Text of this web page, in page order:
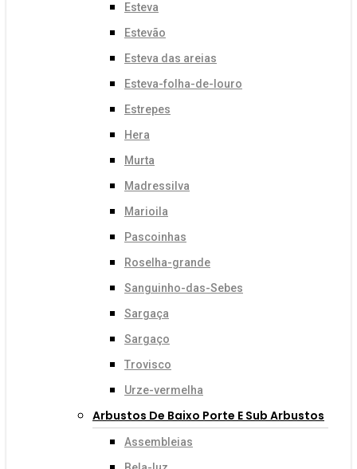
Esteva
Estevão
Esteva das areias
Esteva-folha-de-louro
Estrepes
Hera
Murta
Madressilva
Marioila
Pascoinhas
Roselha-grande
Sanguinho-das-Sebes
Sargaça
Sargaço
Trovisco
Urze-vermelha
Arbustos De Baixo Porte E Sub Arbustos
Assembleias